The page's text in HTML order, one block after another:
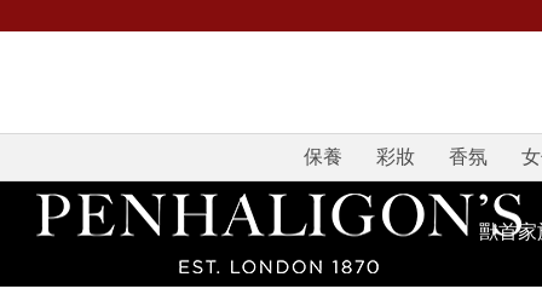
保養 彩妝 香氛
獸首家